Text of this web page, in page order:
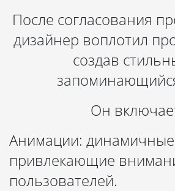
После согласования
дизайнер воплотил
создав
Он
Анимации:
привлекающие
пользователей.